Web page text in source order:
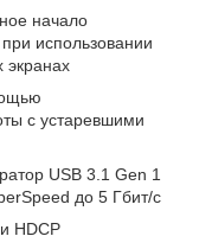
начало
использовании
экранах
с устаревшими
USB 3.1 Gen 1
до 5 Гбит/с
HDCP